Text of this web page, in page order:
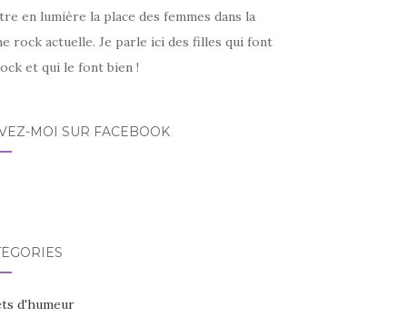
en lumière la place des femmes dans la
rock actuelle. Je parle ici des filles qui font
et qui le font bien !
MOI SUR FACEBOOK
d'humeur